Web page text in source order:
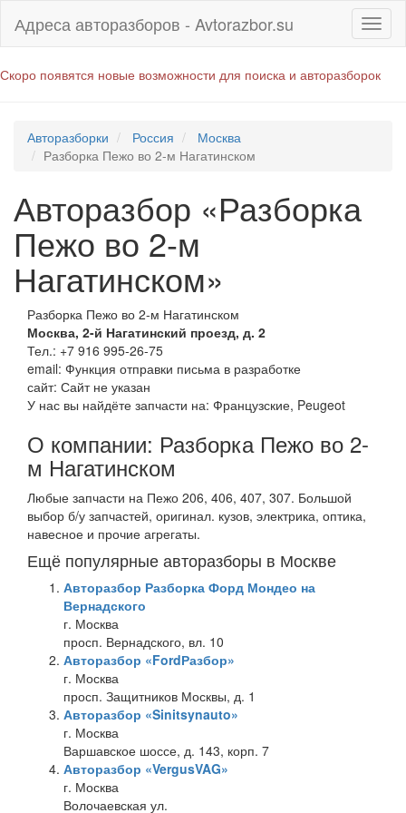
Адреса авторазборов - Avtorazbor.su
Скоро появятся новые возможности для поиска и авторазборок
Авторазборки Россия
Москва
Разборка Пежо во 2-м Нагатинском
Авторазбор «Разборка
Пежо во 2-м
Нагатинском»
Разборка Пежо во 2-м Нагатинском
Москва, 2-й Нагатинский проезд, д. 2
Тел.: +7 916 995-26-75
email: Функция отправки письма в разработке
сайт: Сайт не указан
У нас вы найдёте запчасти на: Французские, Peugeot
О компании: Разборка Пежо во 2-
м Нагатинском
Любые запчасти на Пежо 206, 406, 407, 307. Большой
выбор б/у запчастей, оригинал. кузов, электрика, оптика,
навесное и прочие агрегаты.
Ещё популярные авторазборы в Москве
Авторазбор Разборка Форд Мондео на
Вернадского
г. Москва
просп. Вернадского, вл. 10
Авторазбор «FordРазбор»
г. Москва
просп. Защитников Москвы, д. 1
Авторазбор «Sinitsynauto»
г. Москва
Варшавское шоссе, д. 143, корп. 7
Авторазбор «VergusVAG»
г. Москва
Волочаевская ул.